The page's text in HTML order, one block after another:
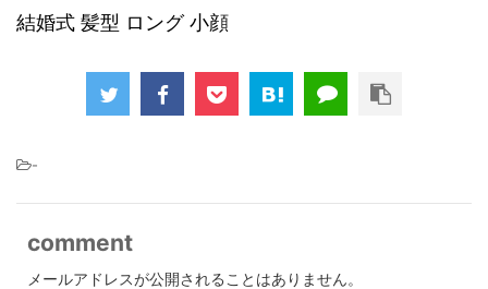
結婚式 髪型 ロング 小顔
-
comment
メールアドレスが公開されることはありません。